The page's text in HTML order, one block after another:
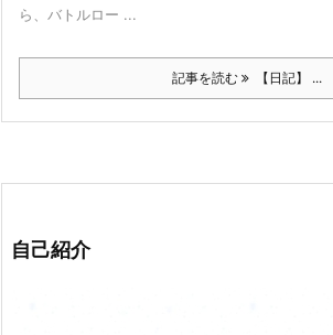
ら、バトルロー ...
記事を読む 【日記】 ...
自己紹介